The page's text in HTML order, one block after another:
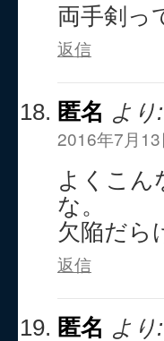
両手剣っ
返信
匿名 より:
2016年7月
よくこん
な。
欠陥だら
返信
匿名 より: